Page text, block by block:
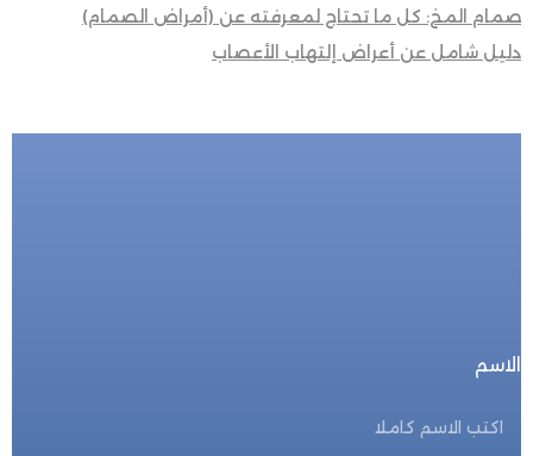
صمام المخ: كل ما تحتاج لمعرفته عن (أمراض الصمام)
دليل شامل عن أعراض إلتهاب الأعصاب
الاسم